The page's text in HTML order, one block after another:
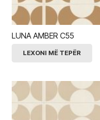
LUNA AMBER C55
LEXONI MË TEPËR